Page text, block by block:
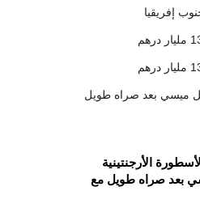
إفريقيا
ميسي بعد صراه طويل
الأرجنتينية
بعد صراه طويل مع